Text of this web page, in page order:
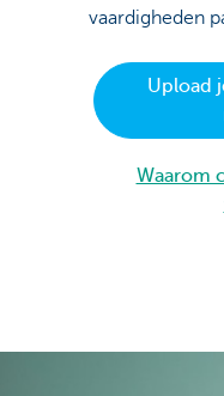
vaardigheden
Upload
Waarom